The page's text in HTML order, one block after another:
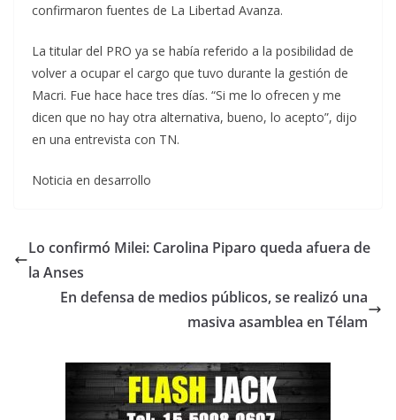
confirmaron fuentes de La Libertad Avanza.
La titular del PRO ya se había referido a la posibilidad de
volver a ocupar el cargo que tuvo durante la gestión de
Macri. Fue hace hace tres días. “Si me lo ofrecen y me
dicen que no hay otra alternativa, bueno, lo acepto”, dijo
en una entrevista con TN.
Noticia en desarrollo
Lo confirmó Milei: Carolina Piparo queda afuera de
la Anses
En defensa de medios públicos, se realizó una
masiva asamblea en Télam